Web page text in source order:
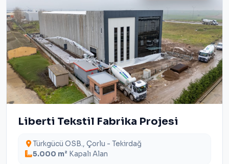
Liberti Tekstil Fabrika Projesi
Türkgücü OSB., Çorlu - Tekirdağ
5.000 m² Kapalı Alan